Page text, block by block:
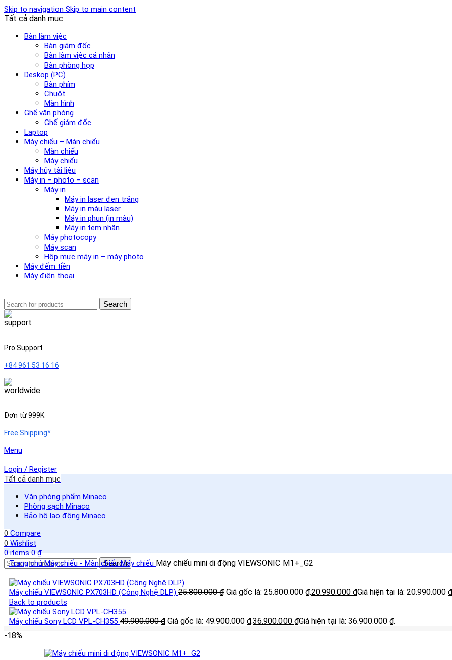
Skip to navigation Skip to main content
Tất cả danh mục
Bàn làm việc
Bàn giám đốc
Bàn làm việc cá nhân
Bàn phòng họp
Deskop (PC)
Bàn phím
Chuột
Màn hình
Ghế văn phòng
Ghế giám đốc
Laptop
Máy chiếu – Màn chiếu
Màn chiếu
Máy chiếu
Máy hủy tài liệu
Máy in – photo – scan
Máy in
Máy in laser đen trắng
Máy in màu laser
Máy in phun (in màu)
Máy in tem nhãn
Máy photocopy
Máy scan
Hộp mực máy in – máy photo
Máy đếm tiền
Máy điện thoại
Search
Pro Support
+84 961 53 16 16
Đơn từ 999K
Free Shipping*
Menu
Login / Register
Tất cả danh mục
Văn phòng phẩm Minaco
Phòng sạch Minaco
Bảo hộ lao động Minaco
0 Compare
0 Wishlist
0items 0₫
Search
Trang chủMáy chiếu - Màn chiếuMáy chiếu Máy chiếu mini di động VIEWSONIC M1+_G2
Máy chiếu VIEWSONIC PX703HD (Công Nghệ DLP) 25.800.000₫ Giá gốc là: 25.800.000 ₫.20.990.000 ₫Giá hiện tại là: 20.990.000
Back to products
Máy chiếu Sony LCD VPL-CH355 49.900.000₫ Giá gốc là: 49.900.000 ₫.36.900.000 ₫Giá hiện tại là: 36.900.000 ₫.
-18%